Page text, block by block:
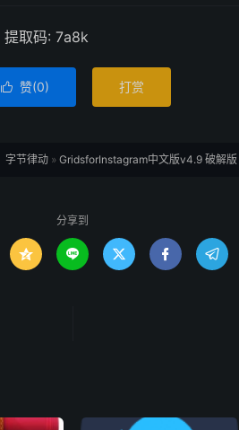
提取码: 7a8k
 赞(0) 打赏
字节律动» GridsforInstagram中文版v4.9 破解版
分享到
    